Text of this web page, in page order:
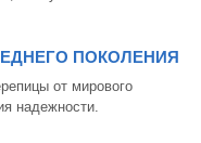
ПОКОЛЕНИЯ
от мирового
надежности.